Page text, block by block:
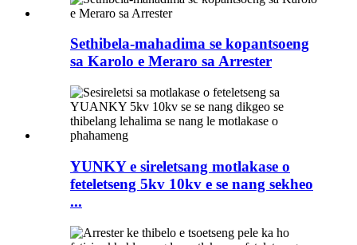
Sethibela-mahadima se kopantsoeng
sa Karolo e Meraro sa Arrester
YUNKY e sireletsang motlakase o
feteletseng 5kv 10kv e se nang sekheo
...